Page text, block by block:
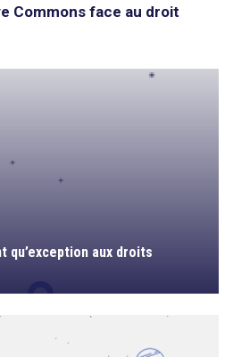
Commons face au droit
qu’exception aux droits